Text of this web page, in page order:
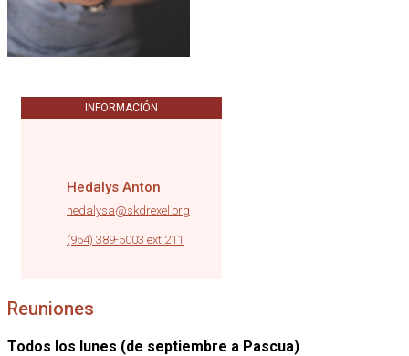
INFORMACIÓN
Hedalys Anton
hedalysa@skdrexel.org
(954) 389-5003 ext 211
Reuniones
Todos los lunes (de septiembre a Pascua)